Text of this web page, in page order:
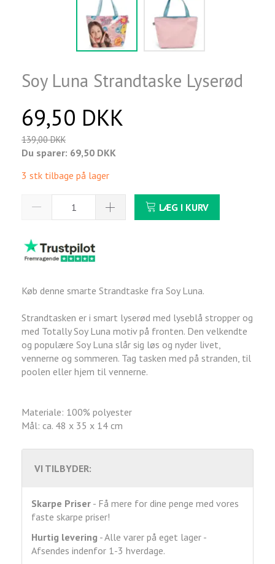
Soy Luna Strandtaske Lyserød
69,50 DKK
139,00 DKK
Du sparer: 69,50 DKK
3 stk tilbage på lager
LÆG I KURV
Køb denne smarte Strandtaske fra Soy Luna.
Strandtasken er i smart lyserød med lyseblå stropper og
med Totally Soy Luna motiv på fronten. Den velkendte
og populære Soy Luna slår sig løs og nyder livet,
vennerne og sommeren. Tag tasken med på stranden, til
poolen eller hjem til vennerne.
Materiale: 100% polyester
Mål: ca. 48 x 35 x 14 cm
VI TILBYDER:
Skarpe Priser - Få mere for dine penge med vores
faste skarpe priser!
Hurtig levering - Alle varer på eget lager -
Afsendes indenfor 1-3 hverdage.